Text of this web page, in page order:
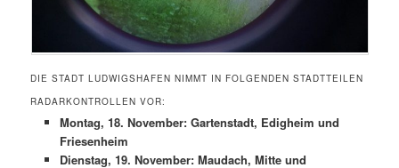
DIE STADT LUDWIGSHAFEN NIMMT IN FOLGENDEN STADTTEILEN
RADARKONTROLLEN VOR:
Montag, 18. November: Gartenstadt, Edigheim und
Friesenheim
Dienstag, 19. November: Maudach, Mitte und